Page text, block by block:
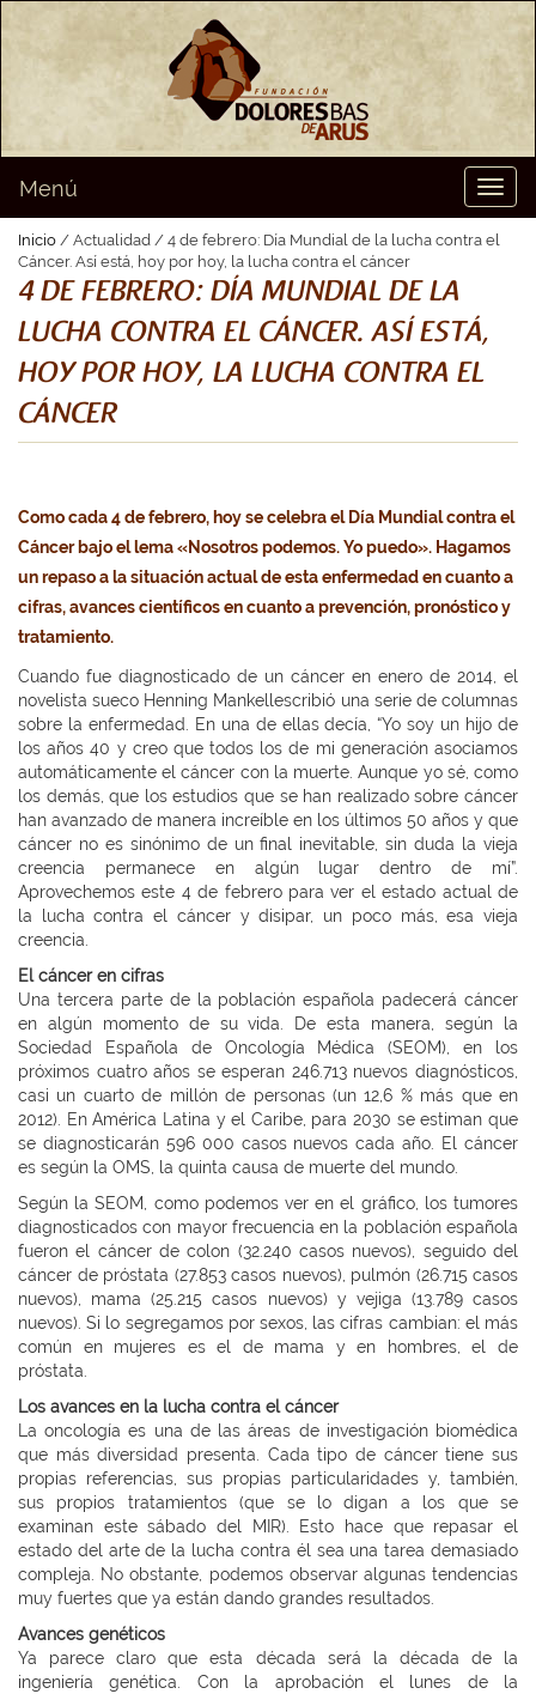
Menú
Inicio / Actualidad / 4 de febrero: Día Mundial de la lucha contra el
Cáncer. Así está, hoy por hoy, la lucha contra el cáncer
4 DE FEBRERO: DÍA MUNDIAL DE LA
LUCHA CONTRA EL CÁNCER. ASÍ ESTÁ,
HOY POR HOY, LA LUCHA CONTRA EL
CÁNCER
Como cada 4 de febrero, hoy se celebra el Día Mundial contra el
Cáncer bajo el lema «Nosotros podemos. Yo puedo». Hagamos
un repaso a la situación actual de esta enfermedad en cuanto a
cifras, avances científicos en cuanto a prevención, pronóstico y
tratamiento.
Cuando fue diagnosticado de un cáncer en enero de 2014, el
novelista sueco Henning Mankellescribió una serie de columnas
sobre la enfermedad. En una de ellas decía, “Yo soy un hijo de
los años 40 y creo que todos los de mi generación asociamos
automáticamente el cáncer con la muerte. Aunque yo sé, como
los demás, que los estudios que se han realizado sobre cáncer
han avanzado de manera increíble en los últimos 50 años y que
cáncer no es sinónimo de un final inevitable, sin duda la vieja
creencia permanece en algún lugar dentro de mí”.
Aprovechemos este 4 de febrero para ver el estado actual de
la lucha contra el cáncer y disipar, un poco más, esa vieja
creencia.
El cáncer en cifras
Una tercera parte de la población española padecerá cáncer
en algún momento de su vida. De esta manera, según la
Sociedad Española de Oncología Médica (SEOM), en los
próximos cuatro años se esperan 246.713 nuevos diagnósticos,
casi un cuarto de millón de personas (un 12,6 % más que en
2012). En América Latina y el Caribe, para 2030 se estiman que
se diagnosticarán 596 000 casos nuevos cada año. El cáncer
es según la OMS, la quinta causa de muerte del mundo.
Según la SEOM, como podemos ver en el gráfico, los tumores
diagnosticados con mayor frecuencia en la población española
fueron el cáncer de colon (32.240 casos nuevos), seguido del
cáncer de próstata (27.853 casos nuevos), pulmón (26.715 casos
nuevos), mama (25.215 casos nuevos) y vejiga (13.789 casos
nuevos). Si lo segregamos por sexos, las cifras cambian: el más
común en mujeres es el de mama y en hombres, el de
próstata.
Los avances en la lucha contra el cáncer
La oncología es una de las áreas de investigación biomédica
que más diversidad presenta. Cada tipo de cáncer tiene sus
propias referencias, sus propias particularidades y, también,
sus propios tratamientos (que se lo digan a los que se
examinan este sábado del MIR). Esto hace que repasar el
estado del arte de la lucha contra él sea una tarea demasiado
compleja. No obstante, podemos observar algunas tendencias
muy fuertes que ya están dando grandes resultados.
Avances genéticos
Ya parece claro que esta década será la década de la
ingeniería genética. Con la aprobación el lunes de la